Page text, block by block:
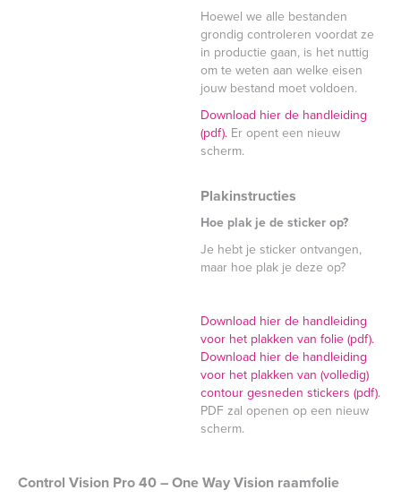
Hoewel we alle bestanden
grondig controleren voordat ze
in productie gaan, is het nuttig
om te weten aan welke eisen
jouw bestand moet voldoen.
Download hier de handleiding
(pdf). Er opent een nieuw
scherm.
Plakinstructies
Hoe plak je de sticker op?
Je hebt je sticker ontvangen,
maar hoe plak je deze op?
Download hier de handleiding
voor het plakken van folie (pdf).
Download hier de handleiding
voor het plakken van (volledig)
contour gesneden stickers (pdf).
PDF zal openen op een nieuw
scherm.
Control Vision Pro 40 – One Way Vision raamfolie